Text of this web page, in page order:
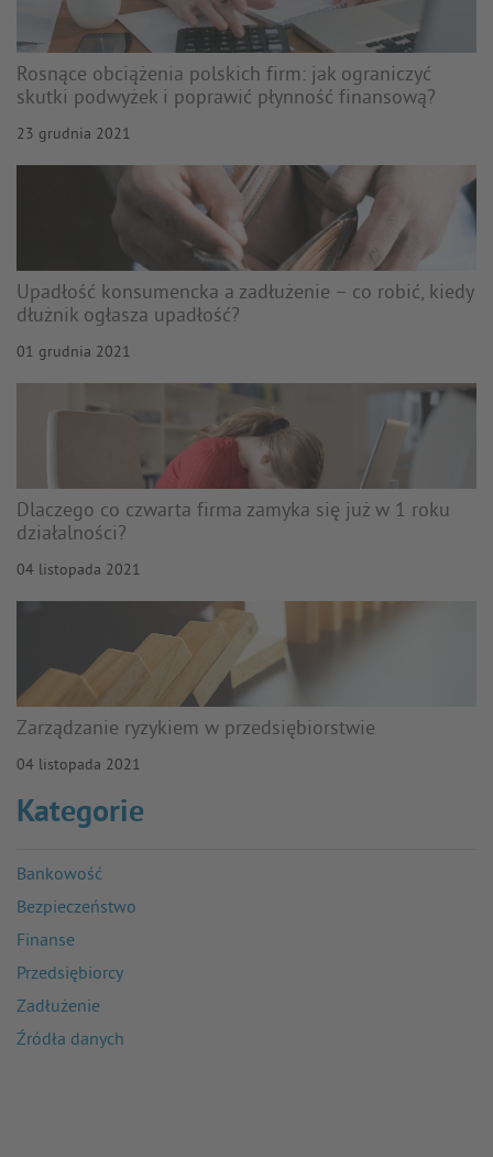
Rosnące obciążenia polskich firm: jak ograniczyć
skutki podwyżek i poprawić płynność finansową?
23 grudnia 2021
Upadłość konsumencka a zadłużenie – co robić, kiedy
dłużnik ogłasza upadłość?
01 grudnia 2021
Dlaczego co czwarta firma zamyka się już w 1 roku
działalności?
04 listopada 2021
Zarządzanie ryzykiem w przedsiębiorstwie
04 listopada 2021
Kategorie
Bankowość
Bezpieczeństwo
Finanse
Przedsiębiorcy
Zadłużenie
Źródła danych